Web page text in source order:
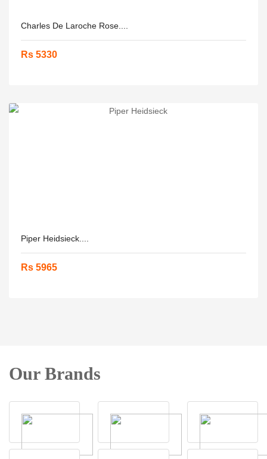
Charles De Laroche Rose....
Rs 5330
Piper Heidsieck....
Rs 5965
Our Brands